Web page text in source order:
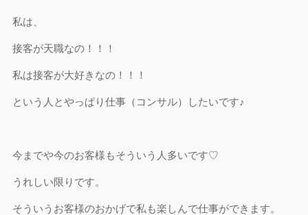
私は、
接客が天職なの！！！
私は接客が大好きなの！！！
という人とやっぱり仕事（コンサル）したいです♪
今までや今のお客様もそういう人多いです♡
うれしい限りです。
そういうお客様のおかげで私も楽しんで仕事ができます。